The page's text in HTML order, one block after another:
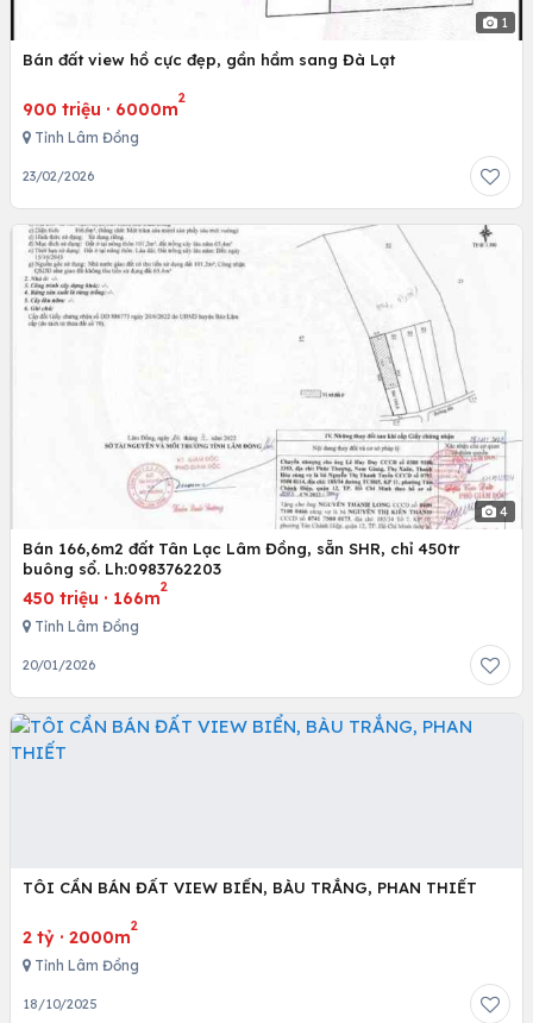
1
Bán đất view hồ cực đẹp, gần hầm sang Đà Lạt
900 triệu · 6000m
2
Tỉnh Lâm Đồng
23/02/2026
4
Bán 166,6m2 đất Tân Lạc Lâm Đồng, sẵn SHR, chỉ 450tr
buông sổ. Lh:0983762203
450 triệu · 166m
2
Tỉnh Lâm Đồng
20/01/2026
TÔI CẦN BÁN ĐẤT VIEW BIỂN, BÀU TRẮNG, PHAN THIẾT
2 tỷ · 2000m
2
Tỉnh Lâm Đồng
18/10/2025